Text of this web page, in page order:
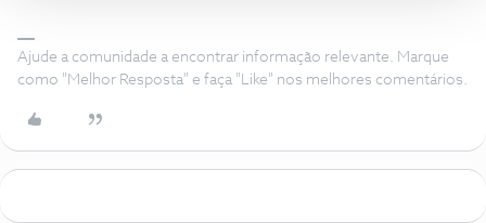
Ajude a comunidade a encontrar informação relevante. Marque
como "Melhor Resposta" e faça "Like" nos melhores comentários.